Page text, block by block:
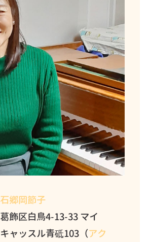
石郷岡節子
葛飾区白鳥4-13-33 マイ
キャッスル青砥103（アク